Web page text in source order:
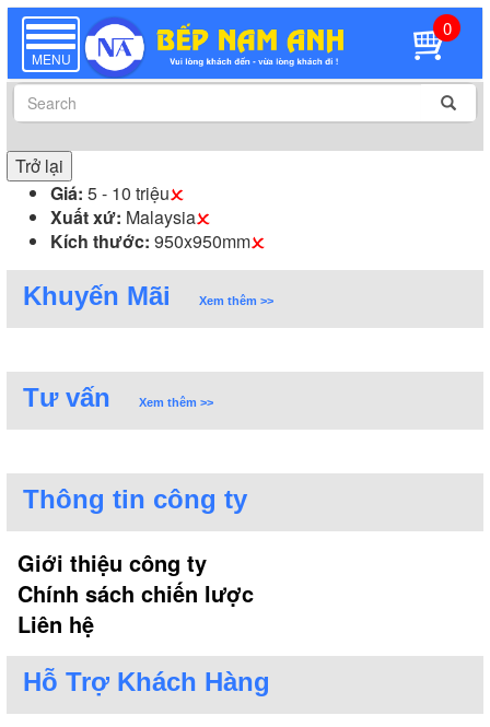
TOGGLE
NAVIGATION
MENU
0
Trở lại
Giá: 5 - 10 triệu
Xuất xứ: Malaysia
Kích thước: 950x950mm
Khuyến Mãi Xem thêm >>
Tư vấn Xem thêm >>
Thông tin công ty
Giới thiệu công ty
Chính sách chiến lược
Liên hệ
Hỗ Trợ Khách Hàng